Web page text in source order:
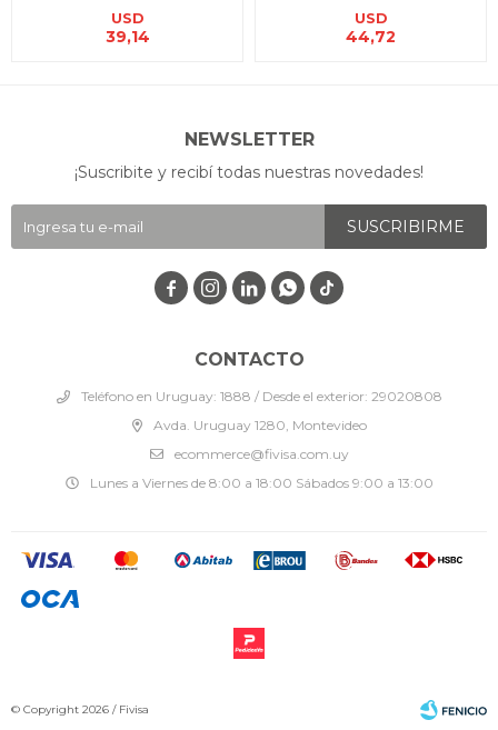
USD
39,14
USD
44,72
CONTACTO
Teléfono en Uruguay: 1888 / Desde el exterior: 29020808
Avda. Uruguay 1280, Montevideo
ecommerce@fivisa.com.uy
Lunes a Viernes de 8:00 a 18:00 Sábados 9:00 a 13:00
NEWSLETTER
¡Suscribite y recibí todas nuestras novedades!
SUSCRIBIRME
   
© Copyright 2026 / Fivisa